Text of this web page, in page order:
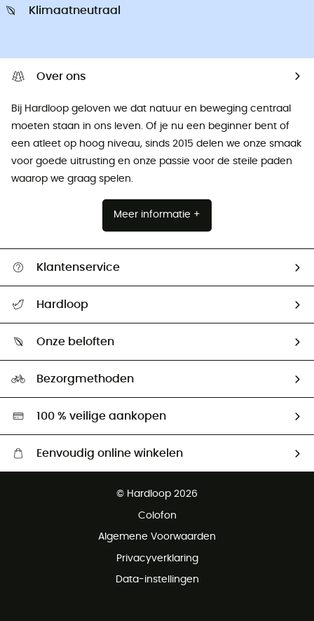
Klimaatneutraal
Over ons
Bij Hardloop geloven we dat natuur en beweging centraal
moeten staan ​​in ons leven. Of je nu een beginner bent of
een atleet op hoog niveau, sinds 2015 delen we onze smaak
voor goede uitrusting en onze passie voor de steile paden
waarop we graag spelen.
Meer informatie +
Klantenservice
Mijn zending volgen
Retourzendingen & Terugbetalingen
Hardloop
Ambassadeurs
Onze beloften
Hardgreen
Bezorgmethoden
100 % veilige aankopen
Eenvoudig online winkelen
Gratis retourneren binnen 100 dagen
© Hardloop 2026
Colofon
Algemene Voorwaarden
Privacyverklaring
Data-instellingen